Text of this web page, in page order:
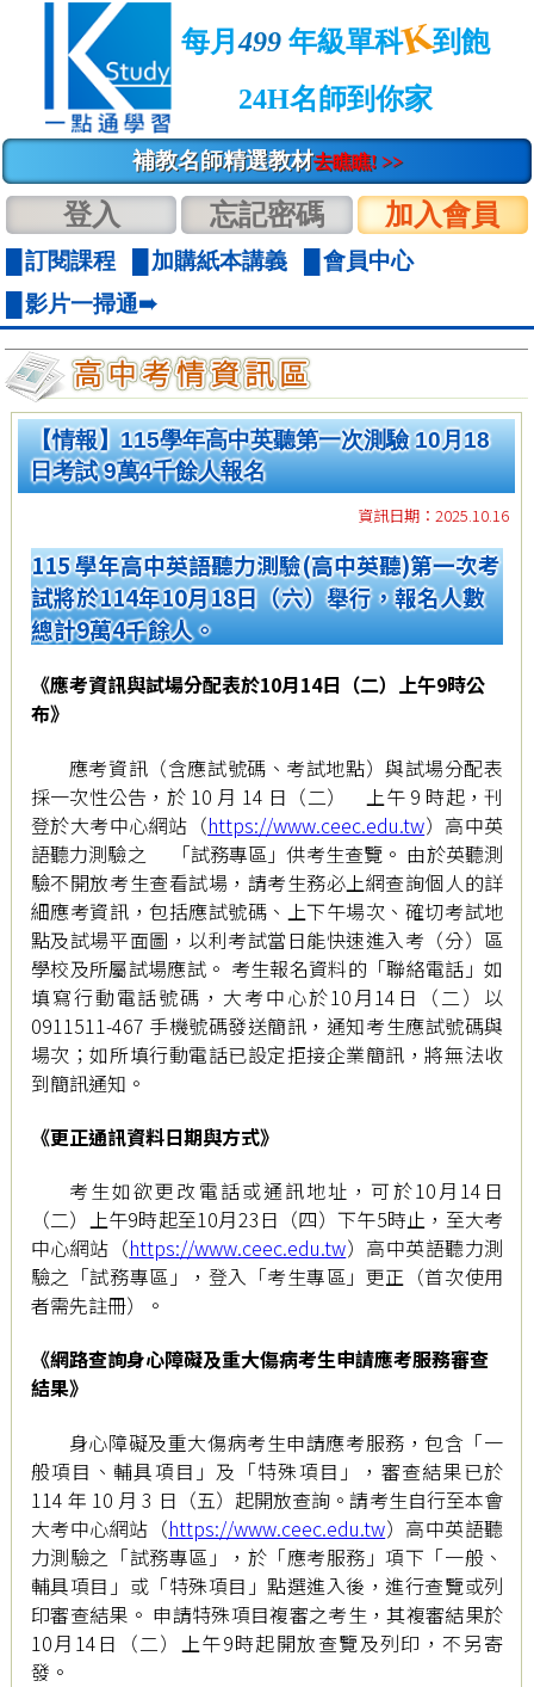
每月499年級單科K到飽
24H名師到你家
補教名師精選教材去瞧瞧! >>
登入 忘記密碼 加入會員
訂閱課程 加購紙本講義
會員中心
影片一掃通➠
【情報】115學年高中英聽第一次測驗 10月18
日考試 9萬4千餘人報名
資訊日期：2025.10.16
115 學年高中英語聽力測驗(高中英聽)第一次考
試將於114年10月18日（六）舉行，報名人數
總計9萬4千餘人。
《應考資訊與試場分配表於10月14日（二）上午9時公
布》
應考資訊（含應試號碼、考試地點）與試場分配表
採一次性公告，於 10 月 14 日（二） 上午 9 時起，刊
登於大考中心網站（https://www.ceec.edu.tw）高中英
語聽力測驗之 「試務專區」供考生查覽。 由於英聽測
驗不開放考生查看試場，請考生務必上網查詢個人的詳
細應考資訊，包括應試號碼、上下午場次、確切考試地
點及試場平面圖，以利考試當日能快速進入考（分）區
學校及所屬試場應試。 考生報名資料的「聯絡電話」如
填寫行動電話號碼，大考中心於10月14日（二）以
0911511-467 手機號碼發送簡訊，通知考生應試號碼與
場次；如所填行動電話已設定拒接企業簡訊，將無法收
到簡訊通知。
《更正通訊資料日期與方式》
考生如欲更改電話或通訊地址，可於10月14日
（二）上午9時起至10月23日（四）下午5時止，至大考
中心網站（https://www.ceec.edu.tw）高中英語聽力測
驗之「試務專區」，登入「考生專區」更正（首次使用
者需先註冊）。
《網路查詢身心障礙及重大傷病考生申請應考服務審查
結果》
身心障礙及重大傷病考生申請應考服務，包含「一
般項目、輔具項目」及「特殊項目」，審查結果已於
114 年 10 月 3 日（五）起開放查詢。請考生自行至本會
大考中心網站（https://www.ceec.edu.tw）高中英語聽
力測驗之「試務專區」，於「應考服務」項下「一般、
輔具項目」或「特殊項目」點選進入後，進行查覽或列
印審查結果。 申請特殊項目複審之考生，其複審結果於
10月14日（二）上午9時起開放查覽及列印，不另寄
發。